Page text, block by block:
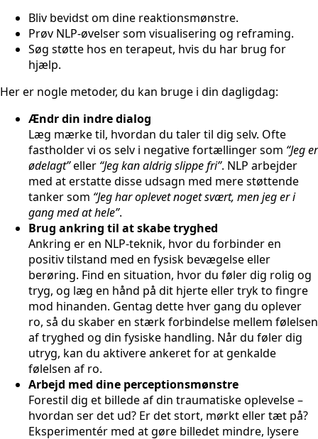
Bliv bevidst om dine reaktionsmønstre.
Prøv NLP-øvelser som visualisering og reframing.
Søg støtte hos en terapeut, hvis du har brug for
hjælp.
Her er nogle metoder, du kan bruge i din dagligdag:
Ændr din indre dialog
Læg mærke til, hvordan du taler til dig selv. Ofte
fastholder vi os selv i negative fortællinger som “Jeg er
ødelagt”eller “Jeg kan aldrig slippe fri”. NLP arbejder
med at erstatte disse udsagn med mere støttende
tanker som “Jeg har oplevet noget svært, men jeg er i
gang med at hele”.
Brug ankring til at skabe tryghed
Ankring er en NLP-teknik, hvor du forbinder en
positiv tilstand med en fysisk bevægelse eller
berøring. Find en situation, hvor du føler dig rolig og
tryg, og læg en hånd på dit hjerte eller tryk to fingre
mod hinanden. Gentag dette hver gang du oplever
ro, så du skaber en stærk forbindelse mellem følelsen
af tryghed og din fysiske handling. Når du føler dig
utryg, kan du aktivere ankeret for at genkalde
følelsen af ro.
Arbejd med dine perceptionsmønstre
Forestil dig et billede af din traumatiske oplevelse –
hvordan ser det ud? Er det stort, mørkt eller tæt på?
Eksperimentér med at gøre billedet mindre, lysere